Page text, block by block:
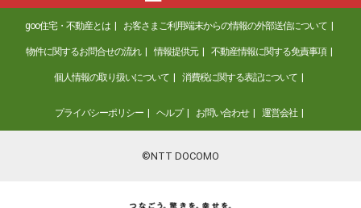
goo住宅・不動産とは お客さまご利用端末からの情報の外部送信について
物件に関するお問合せの流れ 情報提供元 不動産情報に関する免責事項
個人情報の取り扱いについて 消費税に関する表記について
プライバシーポリシー ヘルプ お問い合わせ 運営会社
©NTT DOCOMO